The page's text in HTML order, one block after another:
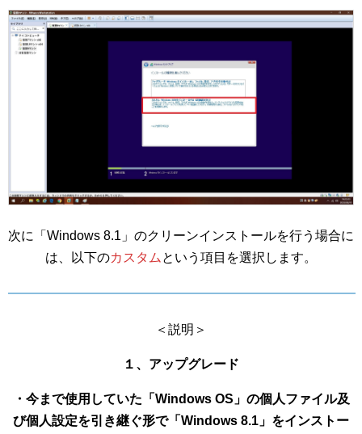
次に「Windows 8.1」のクリーンインストールを行う場合に
は、以下のカスタム という項目を選択します。
＜説明＞
１、アップグレード
・今まで使用していた「Windows OS」の個人ファイル及
び個人設定を引き継ぐ形で「Windows 8.1」をインストー